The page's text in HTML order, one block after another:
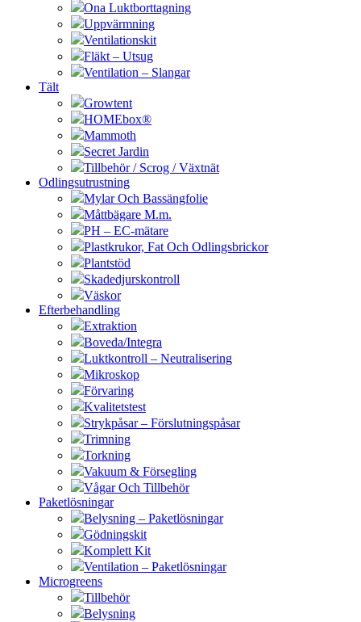
Ona Luktborttagning
Uppvärmning
Ventilationskit
Fläkt – Utsug
Ventilation – Slangar
Tält
Growtent
HOMEbox®
Mammoth
Secret Jardin
Tillbehör / Scrog / Växtnät
Odlingsutrustning
Mylar Och Bassängfolie
Måttbägare M.m.
PH – EC-mätare
Plastkrukor, Fat Och Odlingsbrickor
Plantstöd
Skadedjurskontroll
Väskor
Efterbehandling
Extraktion
Boveda/Integra
Luktkontroll – Neutralisering
Mikroskop
Förvaring
Kvalitetstest
Strykpåsar – Förslutningspåsar
Trimning
Torkning
Vakuum & Försegling
Vågar Och Tillbehör
Paketlösningar
Belysning – Paketlösningar
Gödningskit
Komplett Kit
Ventilation – Paketlösningar
Microgreens
Tillbehör
Belysning